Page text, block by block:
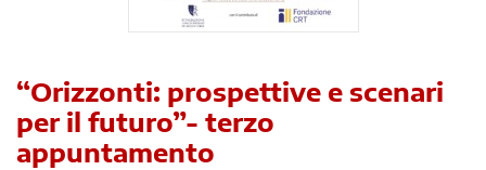
“Orizzonti: prospettive e scenari
per il futuro”- terzo
appuntamento